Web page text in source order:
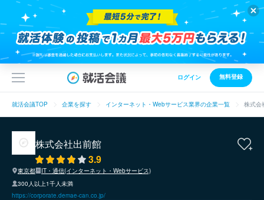
ログイン 無料登録
就活会議TOP 企業を探す インターネット・Webサービス業界の企業一覧 株式会
株式会社出前館
3.9
東京都
IT・通信(インターネット・Webサービス)
300人以上1千人未満
https://corporate.demae-can.co.jp/